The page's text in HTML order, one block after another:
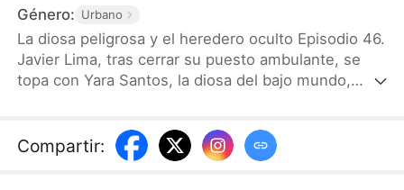
Género: Urbano
La diosa peligrosa y el heredero oculto Episodio 46.
Javier Lima, tras cerrar su puesto ambulante, se
topa con Yara Santos, la diosa del bajo mundo,
secuestra a miembros del Clan Nicto, desatando
un enfrentamiento mortal. En el momento crítico,
Compartir: